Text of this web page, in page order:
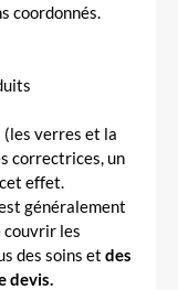
coordonnés.
verres et la
correctrices, un
effet.
généralement
couvrir les
des soins et des
devis.